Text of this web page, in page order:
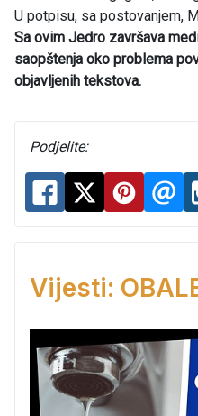
U potpisu, sa postovanjem,
Sa ovim Jedro završava
saopštenja oko problema
objavljenih tekstova.
Podjelite:
Vijesti: